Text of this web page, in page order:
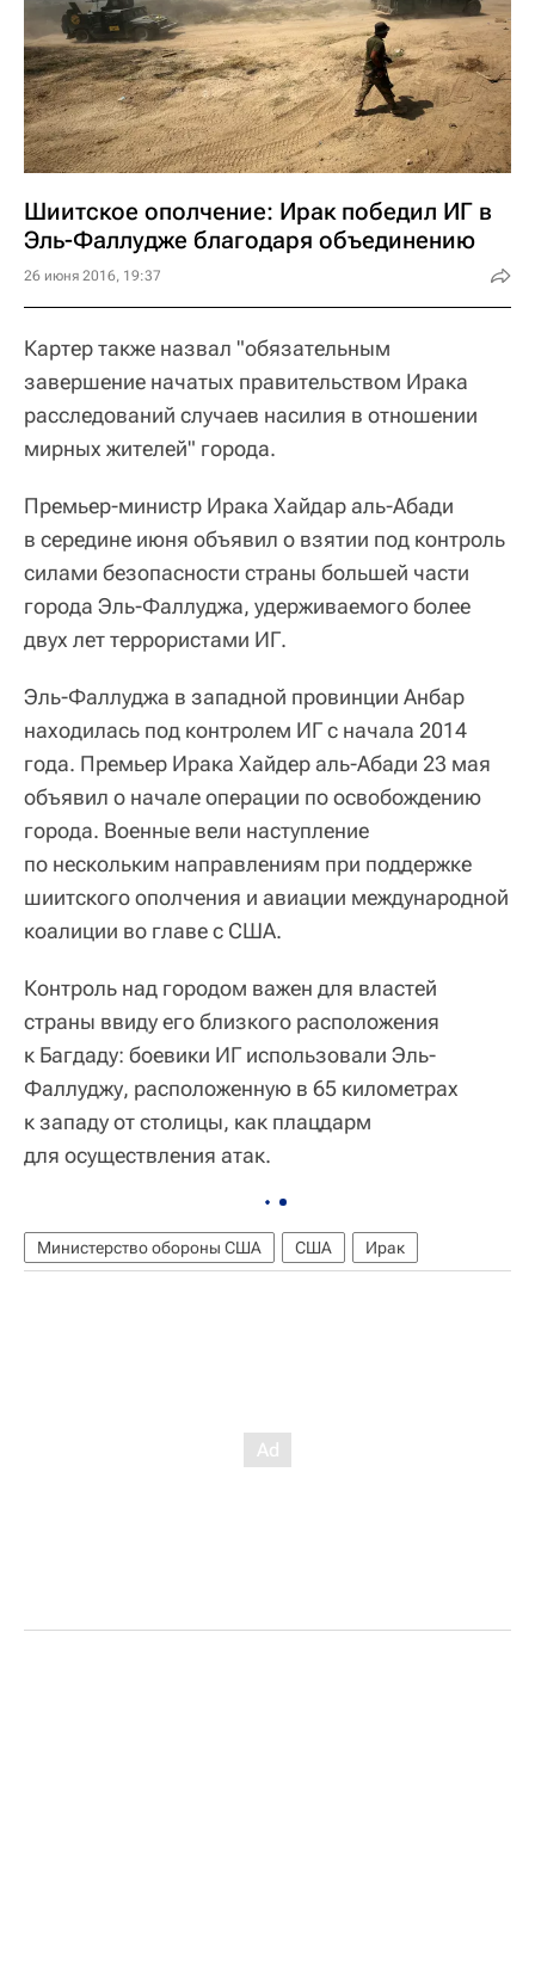
Шиитское ополчение: Ирак победил ИГ в
Эль-Фаллудже благодаря объединению
26 июня 2016, 19:37
Картер также назвал "обязательным
завершение начатых правительством Ирака
расследований случаев насилия в отношении
мирных жителей" города.
Премьер-министр Ирака Хайдар аль-Абади
в середине июня объявил о взятии под контроль
силами безопасности страны большей части
города Эль-Фаллуджа, удерживаемого более
двух лет террористами ИГ.
Эль-Фаллуджа в западной провинции Анбар
находилась под контролем ИГ с начала 2014
года. Премьер Ирака Хайдер аль-Абади 23 мая
объявил о начале операции по освобождению
города. Военные вели наступление
по нескольким направлениям при поддержке
шиитского ополчения и авиации международной
коалиции во главе с США.
Контроль над городом важен для властей
страны ввиду его близкого расположения
к Багдаду: боевики ИГ использовали Эль-
Фаллуджу, расположенную в 65 километрах
к западу от столицы, как плацдарм
для осуществления атак.
Министерство обороны США США Ирак